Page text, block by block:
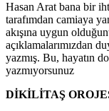
Hasan Arat bana bir
tarafımdan camiaya
akışına uygun
açıklamalarımızdan
yazmış. Bu, hayatın
yazmıyorsunuz
DİKİLİTAŞ